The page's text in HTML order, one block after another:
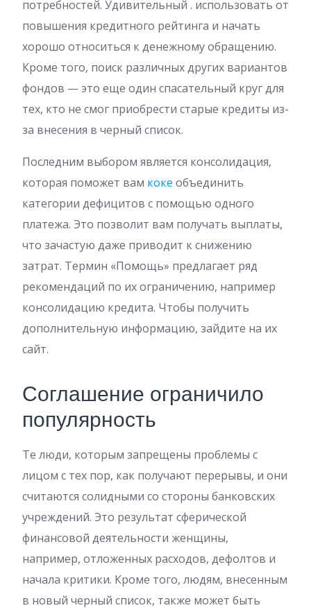
потребностей. Удивительный . использовать от
повышения кредитного рейтинга и начать
хорошо относиться к денежному обращению.
Кроме того, поиск различных других вариантов
фондов — это еще один спасательный круг для
тех, кто не смог приобрести старые кредиты из-
за внесения в черный список.
Последним выбором является консолидация,
которая поможет вам коке объединить
категории дефицитов с помощью одного
платежа. Это позволит вам получать выплаты,
что зачастую даже приводит к снижению
затрат. Термин «Помощь» предлагает ряд
рекомендаций по их ограничению, например
консолидацию кредита. Чтобы получить
дополнительную информацию, зайдите на их
сайт.
Соглашение ограничило
популярность
Те люди, которым запрещены проблемы с
лицом с тех пор, как получают перерывы, и они
считаются солидными со стороны банковских
учреждений. Это результат сферической
финансовой деятельности женщины,
например, отложенных расходов, дефолтов и
начала критики. Кроме того, людям, внесенным
в новый черный список, также может быть